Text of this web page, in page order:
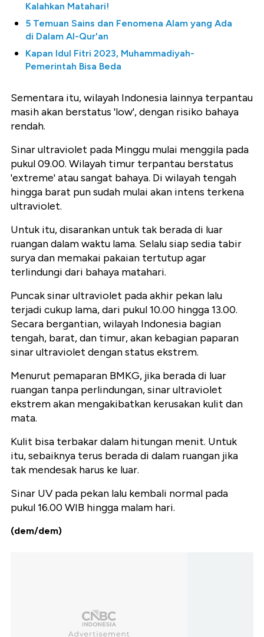
Kalahkan Matahari!
5 Temuan Sains dan Fenomena Alam yang Ada
di Dalam Al-Qur'an
Kapan Idul Fitri 2023, Muhammadiyah-
Pemerintah Bisa Beda
Sementara itu, wilayah Indonesia lainnya terpantau
masih akan berstatus 'low', dengan risiko bahaya
rendah.
Sinar ultraviolet pada Minggu mulai menggila pada
pukul 09.00. Wilayah timur terpantau berstatus
'extreme' atau sangat bahaya. Di wilayah tengah
hingga barat pun sudah mulai akan intens terkena
ultraviolet.
Untuk itu, disarankan untuk tak berada di luar
ruangan dalam waktu lama. Selalu siap sedia tabir
surya dan memakai pakaian tertutup agar
terlindungi dari bahaya matahari.
Puncak sinar ultraviolet pada akhir pekan lalu
terjadi cukup lama, dari pukul 10.00 hingga 13.00.
Secara bergantian, wilayah Indonesia bagian
tengah, barat, dan timur, akan kebagian paparan
sinar ultraviolet dengan status ekstrem.
Menurut pemaparan BMKG, jika berada di luar
ruangan tanpa perlindungan, sinar ultraviolet
ekstrem akan mengakibatkan kerusakan kulit dan
mata.
Kulit bisa terbakar dalam hitungan menit. Untuk
itu, sebaiknya terus berada di dalam ruangan jika
tak mendesak harus ke luar.
Sinar UV pada pekan lalu kembali normal pada
pukul 16.00 WIB hingga malam hari.
(dem/dem)